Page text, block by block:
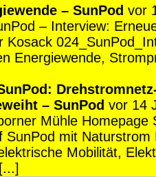
– SunPod vor
– Interview:
Kosack
Energiewende,
– SunPod vor 14
Mühle Homepage
SunPod mit Naturstrom
Mobilität,